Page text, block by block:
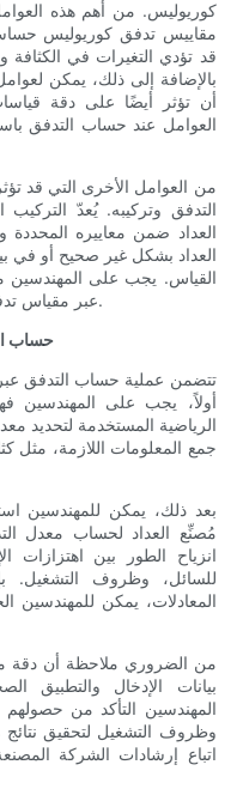
كوريوليس. من أهم هذه
مقاييس تدفق كوريوليس
قد تؤدي التغيرات في
بالإضافة إلى ذلك، يمكن
أن تؤثر أيضًا على دقة
العوامل عند حساب التدفق
من العوامل الأخرى التي قد
التدفق وتركيبه. يُعدّ
العداد ضمن معاييره
العداد بشكل غير صحيح أو في
القياس. يجب على المهندسين
عبر مقياس تدفق كوريوليس للحصول على نتائج دقيقة.
حساب
تتضمن عملية حساب التدفق
أولاً، يجب على المهندسين
الرياضية المستخدمة لتحديد
جمع المعلومات اللازمة، مثل
بعد ذلك، يمكن للمهندسين
مُصنِّع العداد لحساب معدل
انزياح الطور بين اهتزازات
للسائل، وظروف التشغيل.
المعادلات، يمكن
من الضروري ملاحظة أن دقة
بيانات الإدخال والتطبيق
المهندسين التأكد من
وظروف التشغيل لتحقيق نتائج
اتباع إرشادات الشركة